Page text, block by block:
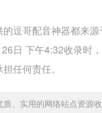
逗哥配音神器都来
日 下午4:32收录时
任何责任。
、实用的网络站点资源收